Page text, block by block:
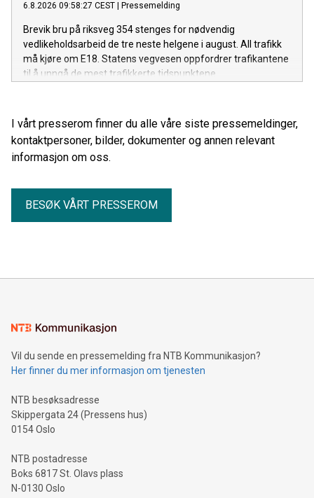
6.8.2026 09:58:27 CEST Pressemelding
Brevik bru på riksveg 354 stenges for nødvendig
vedlikeholdsarbeid de tre neste helgene i august. All trafikk
må kjøre om E18. Statens vegvesen oppfordrer trafikantene
til å unngå de mest trafikkerte tidspunktene.
I vårt presserom finner du alle våre siste pressemeldinger,
kontaktpersoner, bilder, dokumenter og annen relevant
informasjon om oss.
BESØK VÅRT PRESSEROM
Vil du sende en pressemelding fra NTB Kommunikasjon?
Her finner du mer informasjon om tjenesten
NTB besøksadresse
Skippergata 24 (Pressens hus)
0154 Oslo
NTB postadresse
Boks 6817 St. Olavs plass
N-0130 Oslo